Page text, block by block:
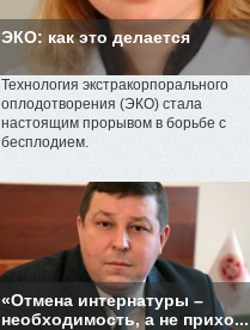
ЭКО: как это делается
Технология экстракорпорального
оплодотворения (ЭКО) стала
настоящим прорывом в борьбе с
бесплодием.
«Отмена интернатуры –
необходимость, а не прихо...